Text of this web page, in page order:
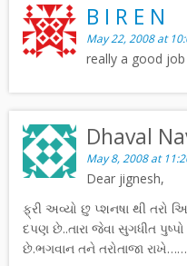
B I R E N
May 22, 2008 at
really a good
Dhaval
May 8, 2008 at
Dear jignesh,
ફ્રી અવ્યો છુ પ્શનષા થી તરો
દપણ છે..તારા જેવા સુગધીત
છે.ભગવાન તને તરોતાજા